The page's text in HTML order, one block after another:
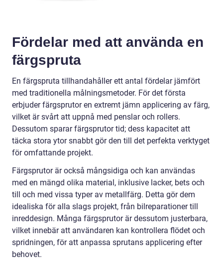
Fördelar med att använda en
färgspruta
En färgspruta tillhandahåller ett antal fördelar jämfört
med traditionella målningsmetoder. För det första
erbjuder färgsprutor en extremt jämn applicering av färg,
vilket är svårt att uppnå med penslar och rollers.
Dessutom sparar färgsprutor tid; dess kapacitet att
täcka stora ytor snabbt gör den till det perfekta verktyget
för omfattande projekt.
Färgsprutor är också mångsidiga och kan användas
med en mängd olika material, inklusive lacker, bets och
till och med vissa typer av metallfärg. Detta gör dem
idealiska för alla slags projekt, från bilreparationer till
inreddesign. Många färgsprutor är dessutom justerbara,
vilket innebär att användaren kan kontrollera flödet och
spridningen, för att anpassa sprutans applicering efter
behovet.